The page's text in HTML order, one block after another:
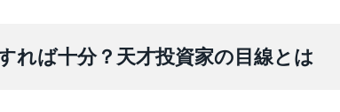
れば十分？天才投資家の目線とは